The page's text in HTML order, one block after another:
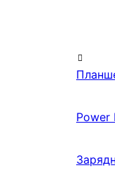
Power